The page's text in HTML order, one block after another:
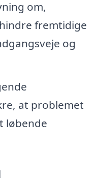
om,
fremtidige
og
at problemet
løbende